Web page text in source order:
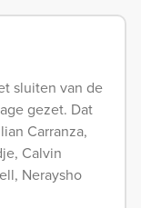
sluiten van de
gezet. Dat
Carranza,
Calvin
Neraysho